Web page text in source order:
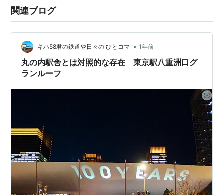
舗とする。
2階デッキは、ノースタワー内の百貨店2階フロアおよ
びサウスタワーの2階オフィスと直結、壁面緑化やドラ
イミスト設置、公衆無線LANサービス提供なども行う。
店舗は鉄道会館が運営し、1-3階に5店、地下1階に10店
の計15店舗。地下2、3階は駐車場（約120台分）とす
る。
駅前広場（2014年秋完成予定）は交通結節点機能の強
化、鉄道と二次交通との円滑な乗換、歩行者空間拡充を
目的に整備を進めている。駅前の交通広場（約
10,700m²）にはバスバースとタクシー上向上を配置
し、新たに50台分のタクシープールと、7バース分の一
般車乗降場を整備する。広場はシラカシなどで緑化し、
灌水として雨水や中水を利用、風車付きのポール照明で
関連ブログ
キハ58君の鉄道や日々の ひとコマ • 1年前
丸の内駅舎とは対照的な存在 東京駅八重洲口グ
ランルーフ